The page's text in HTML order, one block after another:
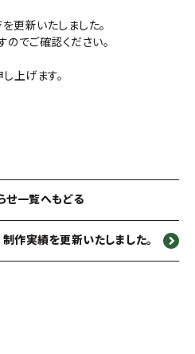
更新いたしました。
でご確認ください。
上げます。
せ一覧へもどる
制作実績を更新いたしました。